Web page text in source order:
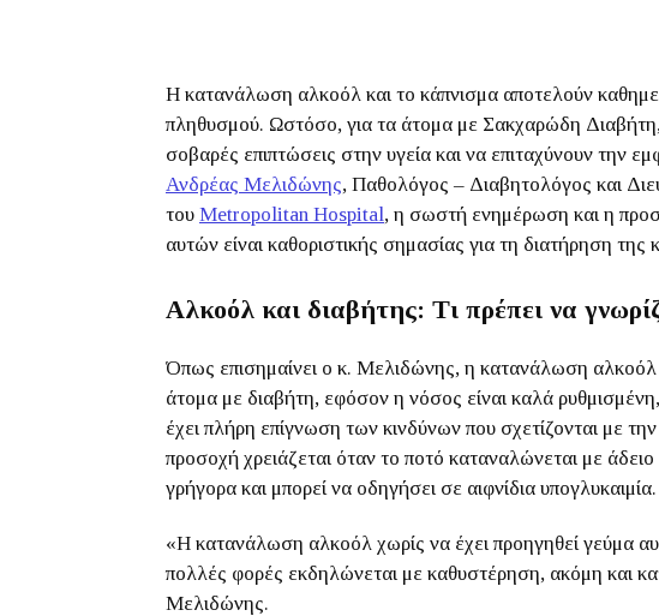
Η κατανάλωση αλκοόλ και το κάπνισμα αποτελούν
πληθυσμού. Ωστόσο, για τα άτομα με Σακχαρώδη Διαβήτη,
σοβαρές επιπτώσεις στην υγεία και να επιταχύνουν την
Ανδρέας Μελιδώνης, Παθολόγος – Διαβητολόγος και
του Metropolitan Hospital, η σωστή ενημέρωση και η
αυτών είναι καθοριστικής σημασίας για τη διατήρηση
Αλκοόλ και διαβήτης: Τι πρέπει να
Όπως επισημαίνει ο κ. Μελιδώνης, η κατανάλωση αλκοόλ
άτομα με διαβήτη, εφόσον η νόσος είναι καλά
έχει πλήρη επίγνωση των κινδύνων που σχετίζονται με
προσοχή χρειάζεται όταν το ποτό καταναλώνεται με
γρήγορα και μπορεί να οδηγήσει σε αιφνίδια υπογλυκαιμία.
«Η κατανάλωση αλκοόλ χωρίς να έχει προηγηθεί γεύμα
πολλές φορές εκδηλώνεται με καθυστέρηση, ακόμη και
Μελιδώνης.